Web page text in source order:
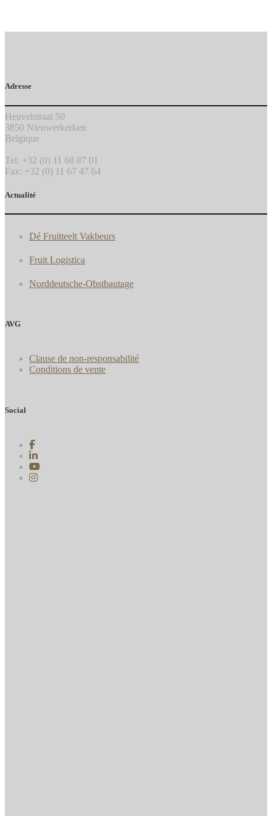
Adresse
Heuvelstraat 50
3850 Nieuwerkerken
Belgique
Tel: +32 (0) 11 68 87 01
Fax: +32 (0) 11 67 47 64
Actualité
Dé Fruitteelt Vakbeurs
Fruit Logistica
Norddeutsche-Obstbautage
AVG
Clause de non-responsabilité
Conditions de vente
Social